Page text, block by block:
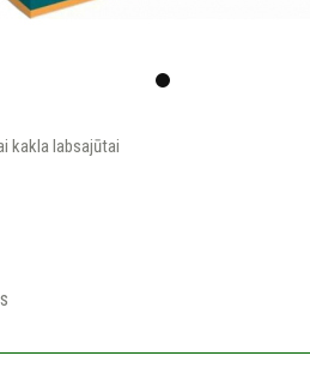
kakla labsajūtai